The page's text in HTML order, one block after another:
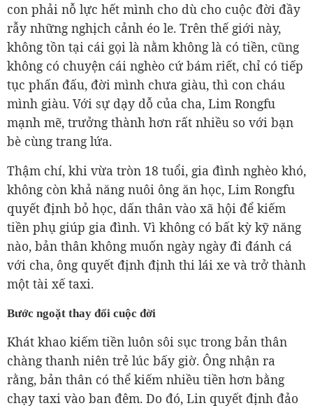
con phải nỗ lực hết mình cho dù cho cuộc đời đầy
rẫy những nghịch cảnh éo le. Trên thế giới này,
không tồn tại cái gọi là nằm không là có tiền, cũng
không có chuyện cái nghèo cứ bám riết, chỉ có tiếp
tục phấn đấu, đời mình chưa giàu, thì con cháu
mình giàu. Với sự dạy dỗ của cha, Lim Rongfu
mạnh mẽ, trưởng thành hơn rất nhiều so với bạn
bè cùng trang lứa.
Thậm chí, khi vừa tròn 18 tuổi, gia đình nghèo khó,
không còn khả năng nuôi ông ăn học, Lim Rongfu
quyết định bỏ học, dấn thân vào xã hội để kiếm
tiền phụ giúp gia đình. Vì không có bất kỳ kỹ năng
nào, bản thân không muốn ngày ngày đi đánh cá
với cha, ông quyết định định thi lái xe và trở thành
một tài xế taxi.
Bước ngoặt thay đổi cuộc đời
Khát khao kiếm tiền luôn sôi sục trong bản thân
chàng thanh niên trẻ lúc bấy giờ. Ông nhận ra
rằng, bản thân có thể kiếm nhiều tiền hơn bằng
chạy taxi vào ban đêm. Do đó, Lin quyết định đảo